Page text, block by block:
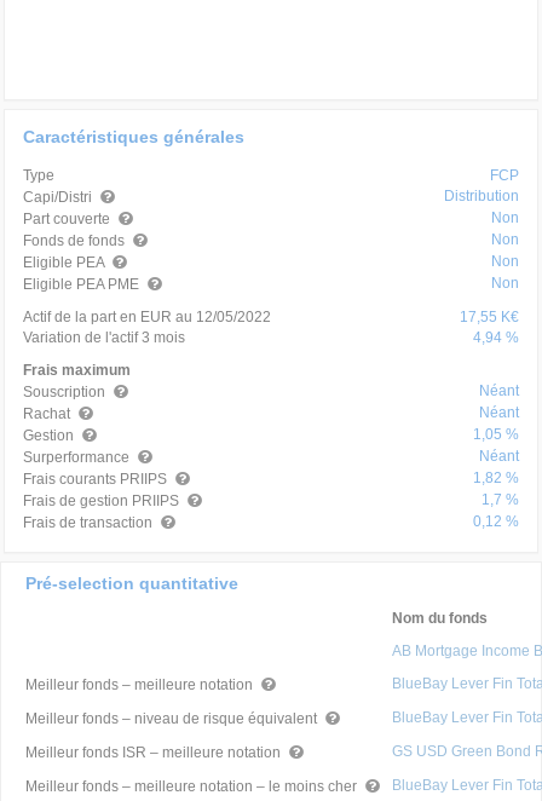
Caractéristiques générales
Type
FCP
Capi/Distri
Distribution
Part couverte
Non
Fonds de fonds
Non
Eligible PEA
Non
Eligible PEA PME
Non
Actif de la part en EUR au 12/05/2022
17,55 K€
Variation de l'actif 3 mois
4,94 %
Frais maximum
Souscription
Néant
Rachat
Néant
Gestion
1,05 %
Surperformance
Néant
Frais courants PRIIPS
1,82 %
Frais de gestion PRIIPS
1,7 %
Frais de transaction
0,12 %
Pré-selection quantitative
Nom du fonds
AB Mortgage Income
Meilleur fonds – meilleure notation
BlueBay Lever Fin
Meilleur fonds – niveau de risque équivalent BlueBay Lever Fin
Meilleur fonds ISR – meilleure notation GS USD Green Bond
Meilleur fonds – meilleure notation – le moins cher BlueBay Lever Fin